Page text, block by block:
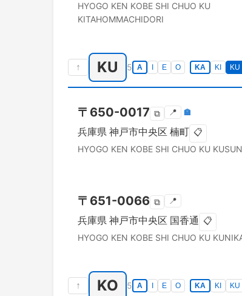
HYOGO KEN KOBE SHI CHUO KU
KITAHOMMACHIDORI
↑ KU 5 A E O KA KI KU
〒 650-0017 ⧉ 📍 🏣
兵庫県 神戸市中央区 楠町 📋
HYOGO KEN KOBE SHI CHUO KU
〒 651-0066 ⧉ 📍
兵庫県 神戸市中央区 国香通 📋
HYOGO KEN KOBE SHI CHUO KU
↑ KO 5 A E O KA KI KU